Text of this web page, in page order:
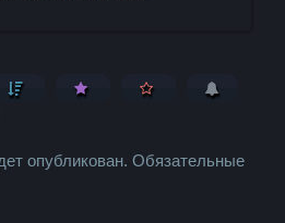
опубликован. Обязательные